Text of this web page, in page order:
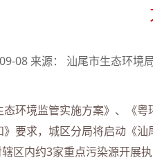
08 来源： 汕尾市生态环境
境监管实施方案》、《粤
要求，城区分局将启动《
区内约3家重点污染源开展